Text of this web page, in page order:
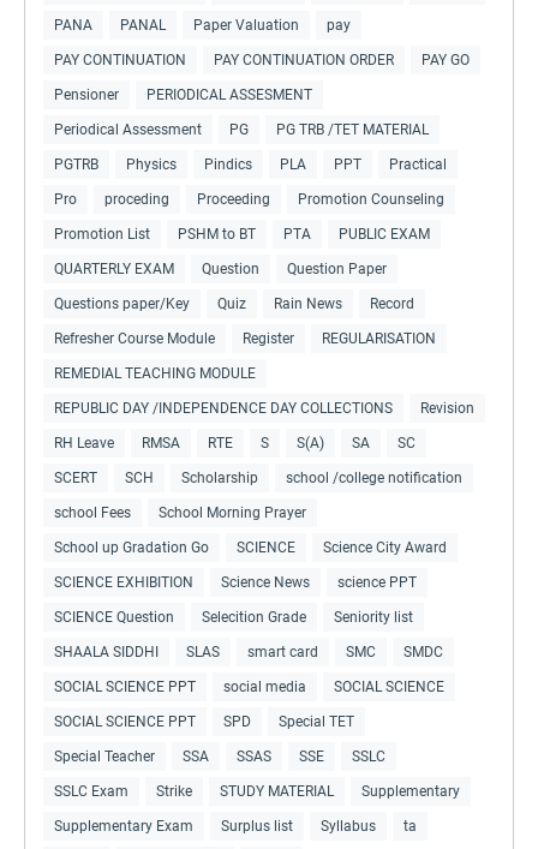
PANA PANAL Paper Valuation pay
PAY CONTINUATION PAY CONTINUATION ORDER PAY GO
Pensioner PERIODICAL ASSESMENT
Periodical Assessment PG PG TRB /TET MATERIAL
PGTRB Physics Pindics PLA PPT Practical
Pro proceding Proceeding Promotion Counseling
Promotion List PSHM to BT PTA PUBLIC EXAM
QUARTERLY EXAM Question Question Paper
Questions paper/Key Quiz Rain News Record
Refresher Course Module Register REGULARISATION
REMEDIAL TEACHING MODULE
REPUBLIC DAY /INDEPENDENCE DAY COLLECTIONS Revision
RH Leave RMSA RTE S S(A) SA SC
SCERT SCH Scholarship school /college notification
school Fees School Morning Prayer
School up Gradation Go SCIENCE Science City Award
SCIENCE EXHIBITION Science News science PPT
SCIENCE Question Selecition Grade Seniority list
SHAALA SIDDHI SLAS smart card SMC SMDC
SOCIAL SCIENCE PPT social media SOCIAL SCIENCE
SOCIAL SCIENCE PPT SPD Special TET
Special Teacher SSA SSAS SSE SSLC
SSLC Exam Strike STUDY MATERIAL Supplementary
Supplementary Exam Surplus list Syllabus ta